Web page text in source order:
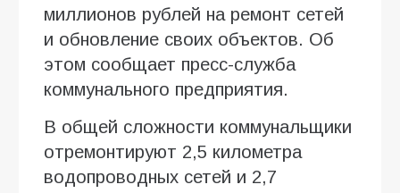
миллионов рублей на ремонт сетей
и обновление своих объектов. Об
этом сообщает пресс-служба
коммунального предприятия.
В общей сложности коммунальщики
отремонтируют 2,5 километра
водопроводных сетей и 2,7